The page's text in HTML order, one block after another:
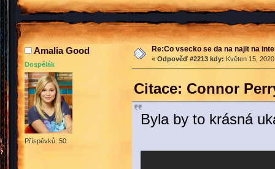
Amalia Good
Dospělák
Příspěvků: 50
Re:Co vsecko se da na najit na
« Odpověď #2213 kdy: Květen 15,
Citace: Connor
Byla by to krásná